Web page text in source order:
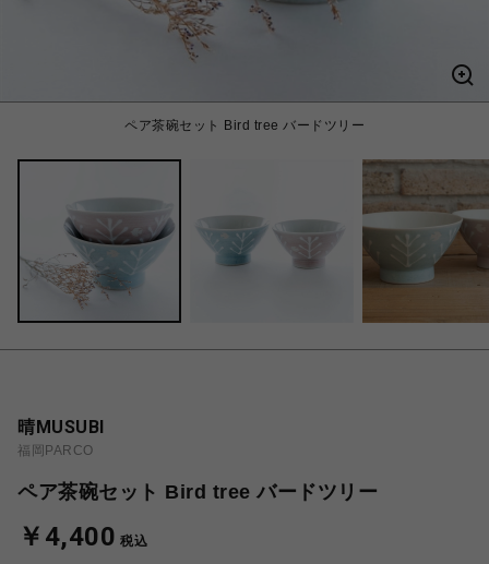
ペア茶碗セット Bird tree バードツリー
晴MUSUBI
福岡PARCO
ペア茶碗セット Bird tree バードツリー
￥4,400 税込